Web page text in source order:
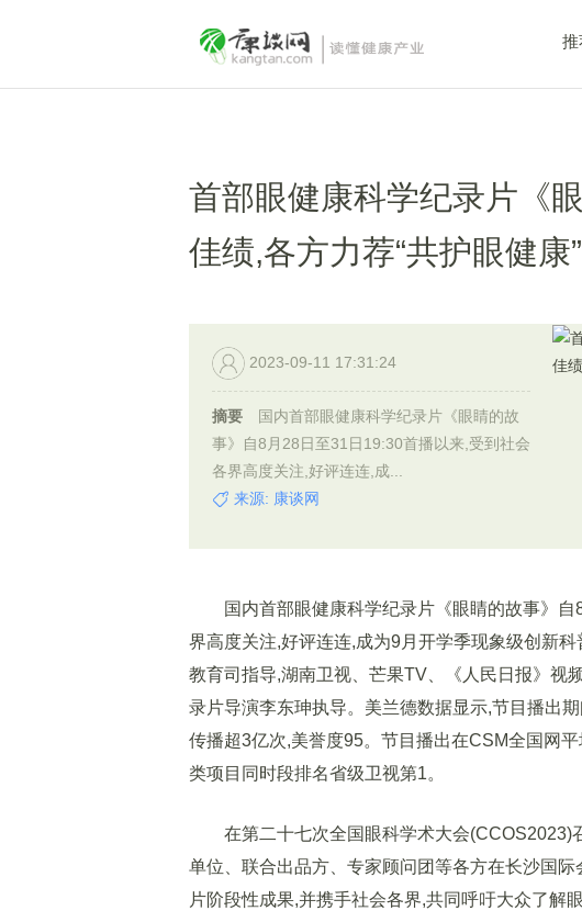
推
首部眼健康科学纪录片《
佳绩,各方力荐“共护眼健康”
2023-09-11 17:31:24
摘要
国内首部眼健康科学纪录片《眼睛的故
事》自8月28日至31日19:30首播以来,受到社会
各界高度关注,好评连连,成...
来源: 康谈网
国内首部眼健康科学纪录片《眼睛的故事》自
界高度关注,好评连连,成为9月开学季现象级创新
教育司指导,湖南卫视、芒果TV、《人民日报》视
录片导演李东珅执导。美兰德数据显示,节目播出
传播超3亿次,美誉度95。节目播出在CSM全国网
类项目同时段排名省级卫视第1。
在第二十七次全国眼科学术大会(CCOS2023)
单位、联合出品方、专家顾问团等各方在长沙国
片阶段性成果,并携手社会各界,共同呼吁大众了解